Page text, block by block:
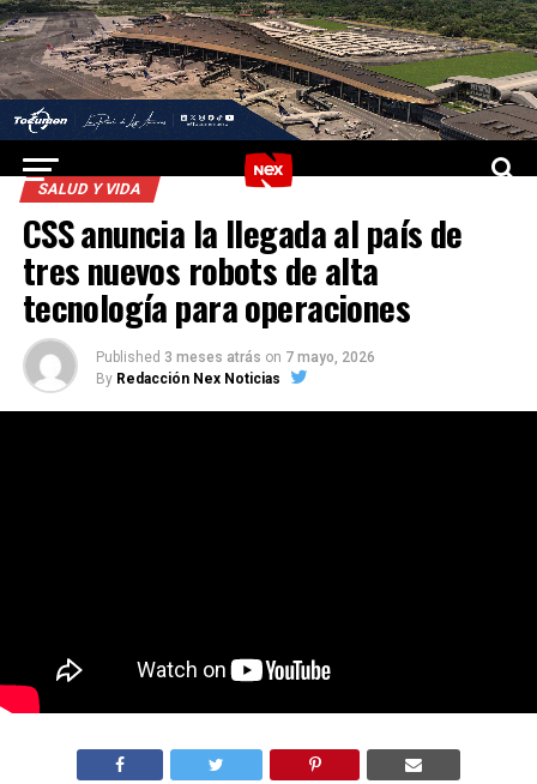
SALUD Y VIDA
CSS anuncia la llegada al país de
tres nuevos robots de alta
tecnología para operaciones
Published 3 meses atrás on 7 mayo, 2026
By Redacción Nex Noticias